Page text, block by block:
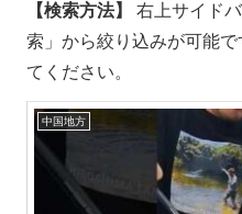
【検索方法】
右上サイド
索」から絞り込みが可能
てください。
中国地方